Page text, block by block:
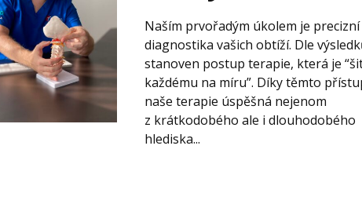
Naším prvořadým úkolem je precizní
diagnostika vašich obtíží. Dle
stanoven postup terapie, která je
každému na míru”. Díky těmto
naše terapie úspěšná nejenom
z krátkodobého ale i dlouhodobého
hlediska...